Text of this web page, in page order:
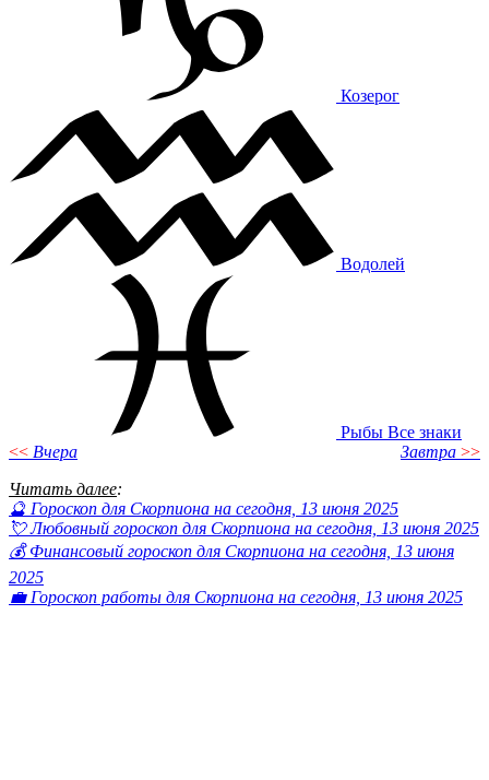
Козерог
Водолей
Рыбы Все знаки
<< Вчера Завтра >>
Читать далее:
🔮 Гороскоп для Скорпиона на сегодня, 13 июня 2025
💘 Любовный гороскоп для Скорпиона на сегодня, 13 июня 2025
💰 Финансовый гороскоп для Скорпиона на сегодня, 13 июня
2025
💼 Гороскоп работы для Скорпиона на сегодня, 13 июня 2025